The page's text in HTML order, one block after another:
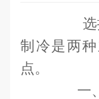
选择
制冷是两
点。
一、